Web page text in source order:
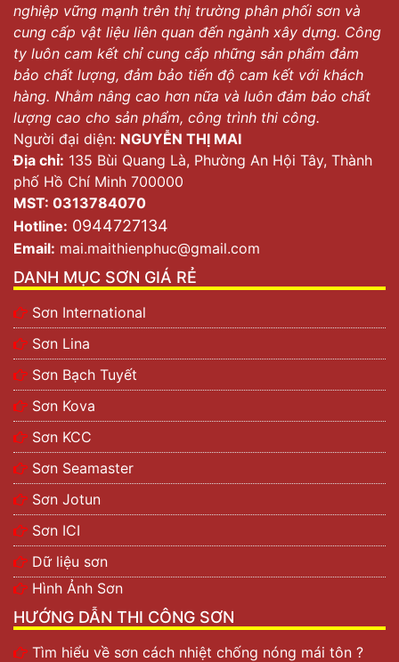
nghiệp vững mạnh trên thị trường phân phối sơn và
cung cấp vật liệu liên quan đến ngành xây dựng. Công
ty luôn cam kết chỉ cung cấp những sản phẩm đảm
bảo chất lượng, đảm bảo tiến độ cam kết với khách
hàng. Nhằm nâng cao hơn nữa và luôn đảm bảo chất
lượng cao cho sản phẩm, công trình thi công.
Người đại diện: NGUYỄN THỊ MAI
Địa chỉ: 135 Bùi Quang Là, Phường An Hội Tây, Thành
phố Hồ Chí Minh 700000
MST: 0313784070
Hotline: 0944727134
Email: mai.maithienphuc@gmail.com
DANH MỤC SƠN GIÁ RẺ
Sơn International
Sơn Lina
Sơn Bạch Tuyết
Sơn Kova
Sơn KCC
Sơn Seamaster
Sơn Jotun
Sơn ICI
Dữ liệu sơn
Hình Ảnh Sơn
HƯỚNG DẪN THI CÔNG SƠN
Tìm hiểu về sơn cách nhiệt chống nóng mái tôn ?